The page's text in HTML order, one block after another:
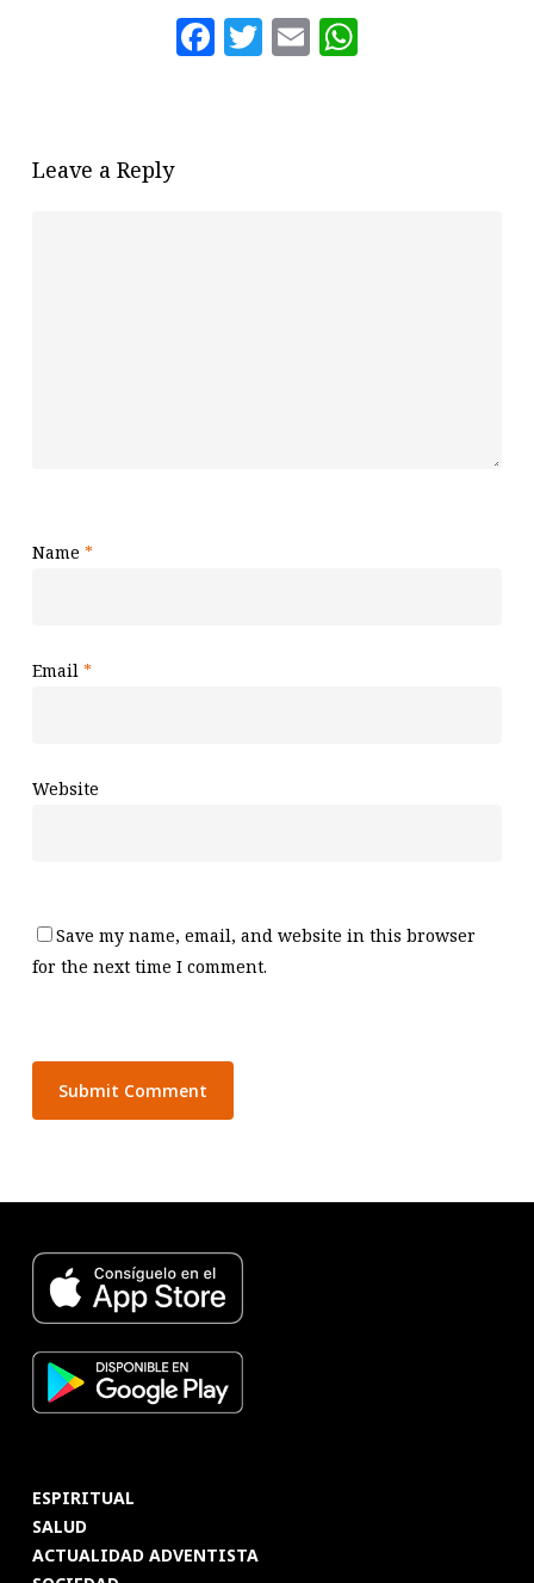
Facebook
Twitter
Email
Leave a Reply
Name *
Email *
Website
Save my name, email, and website in this browser
for the next time I comment.
ESPIRITUAL
SALUD
ACTUALIDAD ADVENTISTA